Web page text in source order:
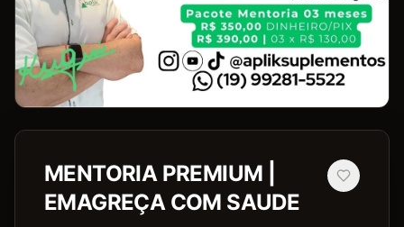
MENTORIA PREMIUM |
EMAGREÇA COM SAUDE